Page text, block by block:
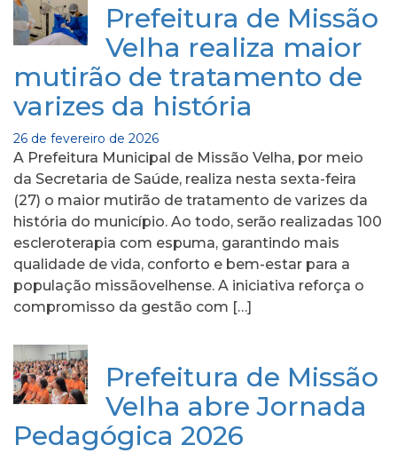
Prefeitura de Missão
Velha realiza maior
mutirão de tratamento de
varizes da história
26 de fevereiro de 2026
A Prefeitura Municipal de Missão Velha, por meio
da Secretaria de Saúde, realiza nesta sexta-feira
(27) o maior mutirão de tratamento de varizes da
história do município. Ao todo, serão realizadas 100
escleroterapia com espuma, garantindo mais
qualidade de vida, conforto e bem-estar para a
população missãovelhense. A iniciativa reforça o
compromisso da gestão com […]
Prefeitura de Missão
Velha abre Jornada
Pedagógica 2026